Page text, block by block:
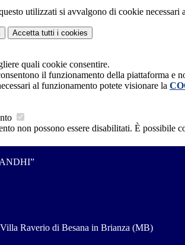
utilizzati si avvalgono di cookie
Accetta tutti i cookies
quali cookie consentire.
il funzionamento della piattaforma e
al funzionamento potete visionare la
non possono essere disabilitati. È possibile
Raverio di Besana in Brianza (MB)